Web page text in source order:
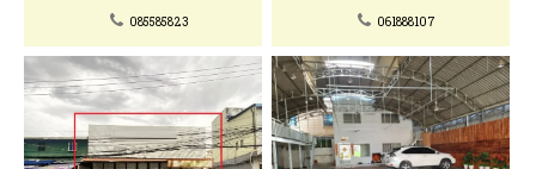
085585823 061888107